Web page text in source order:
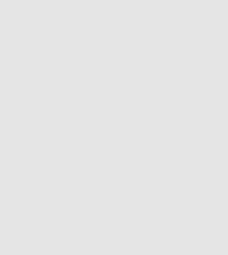
oder
von